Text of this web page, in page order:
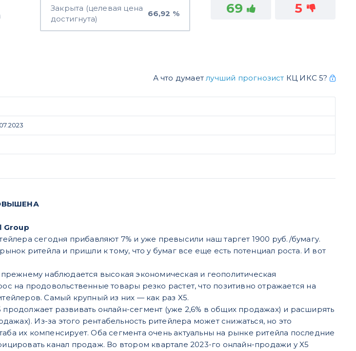
Закрыта (целевая цена
достигнута)
66,92 % 69 5
А что думает лучший прогнозист КЦ ИКС 5?
Group
сегодня прибавляют 7% и уже превысили наш таргет 1900 руб./бумагу.
ритейла и пришли к тому, что у бумаг все еще есть потенциал роста. И вот
наблюдается высокая экономическая и геополитическая
на продовольственные товары резко растет, что позитивно отражается на
Самый крупный из них — как раз X5.
развивать онлайн-сегмент (уже 2,6% в общих продажах) и расширять
Из-за этого рентабельность ритейлера может снижаться, но это
их компенсирует. Оба сегмента очень актуальны на рынке ритейла последние
канал продаж. Во втором квартале 2023-го онлайн-продажи у X5